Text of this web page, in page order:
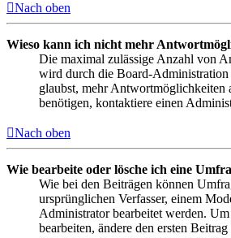
Nach oben
Wieso kann ich nicht mehr
Die maximal zulässige Anzahl von
wird durch die Board-Administration
glaubst, mehr Antwortmöglichkeiten
benötigen, kontaktiere einen
Nach oben
Wie bearbeite oder lösche ich eine
Wie bei den Beiträgen können
ursprünglichen Verfasser, einem
Administrator bearbeitet werden.
bearbeiten, ändere den ersten